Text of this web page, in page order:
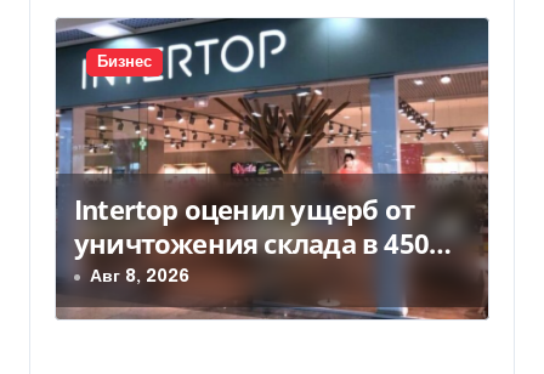
и
с
я
м
Бизнес
Intertop оценил ущерб от
уничтожения склада в 450
млн грн
Авг 8, 2026